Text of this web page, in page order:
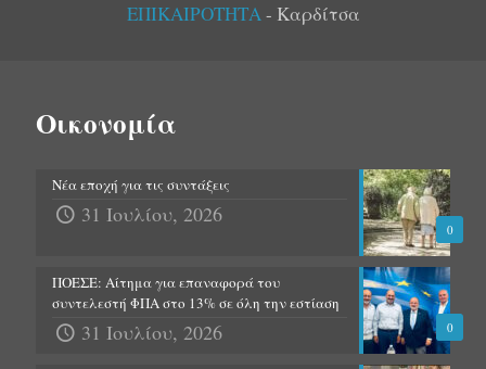
ΕΠΙΚΑΙΡΟΤΗΤΑ- Καρδίτσα
Οικονομία
0
Νέα εποχή για τις συντάξεις
31 Ιουλίου, 2026
0
ΠΟΕΣΕ: Αίτημα για επαναφορά του
συντελεστή ΦΠΑ στο 13% σε όλη την εστίαση
31 Ιουλίου, 2026